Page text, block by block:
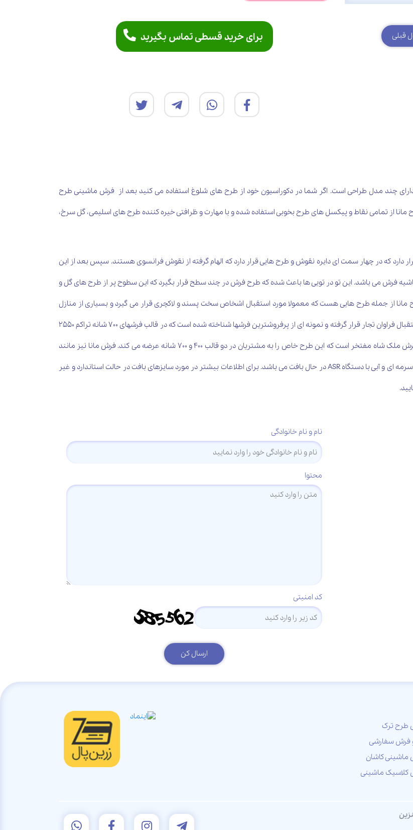
قبلی برای خرید قسطی تماس بگیرید
چند مدل طراحی است. اگر شما در دکوراسیون خود از طرح های شلوغ استفاده می کنید بعد از فرش ماشینی طرح
مانا از تمامی نقاط و پیکسل های طرح بخوبی استفاده شده و با مهارت و ظرافتی خیره کننده طرح های اسلیمی، گل سرخ،
دارد که در چهار سمت ای دایره نقوش و طرح هایی قرار دارد که الهام گرفته از نقوش فرانسوی هستند. سپس بعد از این
فرش می باشد. این تو در تویی ها باعث شده که طرح فرش در چند سطح قرار بگیرد که این سطوح پر از طرح های گل و
از جمله طرح هایی هست که معمولا مورد استقبال اشخاص سخت پسند و لاکچری قرار می گیرد و بسیاری از منازل
خاص و مدرن جایگاه این فرش است. در صادرات نیز این فرش مورد استقبال فراوان تجار قرار گرفته و نمونه ای از پرفروشترین فرشها شناخته شده است که در قالب فرشهای 700 شانه تراکم 2550
با نخ آکریلیک و همچنین 400 شانه با تراکم 700 بافت می شود. شرکت فرش ملک شاه مفتخر است که این طرح خاص را به مشتریان در دو قالب 400 و 700 شانه عرضه می کند. فرش مانا نیز مانند
دیگر فرش های شرکت ملک شاه در 6 رنگ متفاوت در رنگ های زمینه سرمه ای و آبی با دستگاه ASR در حال بافت می باشد. برای اطلاعات بیشتر در مورد سایزهای بافت در حالت استاندارد و غیر
نام و نام خانوادگی
محتوا
کد امنیتی
ارسال کن
طرح ترک
فرش سفارشی
کاشان
کلاسیک ماشینی